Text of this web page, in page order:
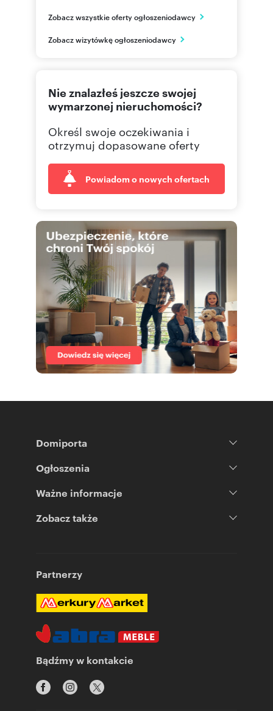
ul. 10 lutego 5
pomorskie
576444 Pokaż telefon
728 95 Pokaż telefon
Zobacz wszystkie oferty ogłoszeniodawcy
Zobacz wizytówkę ogłoszeniodawcy
Nie znalazłeś jeszcze swojej
wymarzonej nieruchomości?
Określ swoje oczekiwania i
otrzymuj dopasowane oferty
Powiadom o nowych ofertach
Domiporta
Ogłoszenia
Ważne informacje
Zobacz także
Partnerzy
Bądźmy w kontakcie